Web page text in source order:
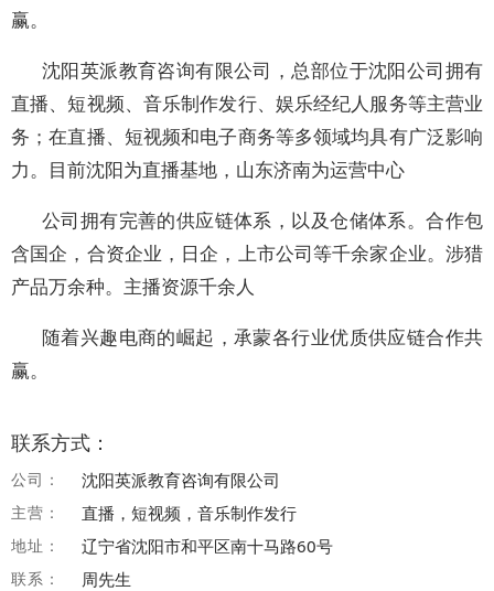
赢。
沈阳英派教育咨询有限公司，总部位于沈阳公司拥有
直播、短视频、音乐制作发行、娱乐经纪人服务等主营业
务；在直播、短视频和电子商务等多领域均具有广泛影响
力。目前沈阳为直播基地，山东济南为运营中心
公司拥有完善的供应链体系，以及仓储体系。合作包
含国企，合资企业，日企，上市公司等千余家企业。涉猎
产品万余种。主播资源千余人
随着兴趣电商的崛起，承蒙各行业优质供应链合作共
赢。
联系方式：
公司： 沈阳英派教育咨询有限公司
主营： 直播，短视频，音乐制作发行
地址： 辽宁省沈阳市和平区南十马路60号
联系： 周先生